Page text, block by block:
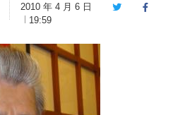
2010 年 4 月 6 日
19:59
TwitterFacebook